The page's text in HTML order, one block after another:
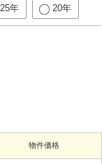
25年 20年
物件価格